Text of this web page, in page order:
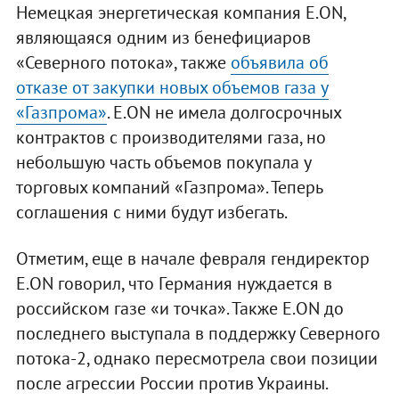
Немецкая энергетическая компания E.ON,
являющаяся одним из бенефициаров
«Северного потока», также объявила об
отказе от закупки новых объемов газа у
«Газпрома». E.ON не имела долгосрочных
контрактов с производителями газа, но
небольшую часть объемов покупала у
торговых компаний «Газпрома». Теперь
соглашения с ними будут избегать.
Отметим, еще в начале февраля гендиректор
E.ON говорил, что Германия нуждается в
российском газе «и точка». Также E.ON до
последнего выступала в поддержку Северного
потока-2, однако пересмотрела свои позиции
после агрессии России против Украины.